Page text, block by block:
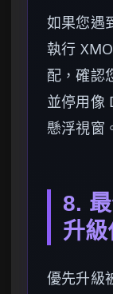
如果您遇
執行
配，確認
並停用像
懸浮視窗
8.
升
優先升級